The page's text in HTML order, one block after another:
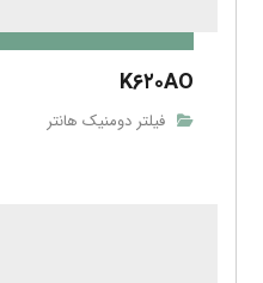
K۶۲۰AO
فیلتر دومنیک هانتر